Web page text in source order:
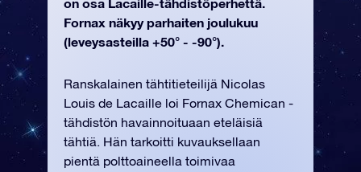
Fornax näkyy parhaiten joulukuu
(leveysasteilla +50° - -90°).
Ranskalainen tähtitieteilijä Nicolas
Louis de Lacaille loi Fornax Chemican -
tähdistön havainnoituaan eteläisiä
tähtiä. Hän tarkoitti kuvauksellaan
pientä polttoaineella toimivaa